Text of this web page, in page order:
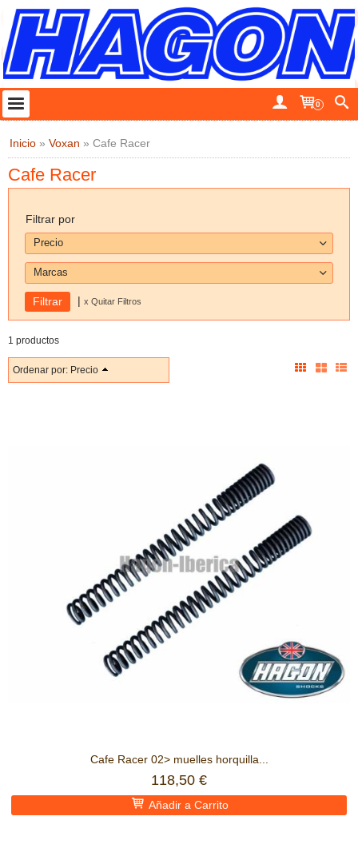
0
Inicio » Voxan » Cafe Racer
Cafe Racer
Filtrar por
Precio
Marcas
| x Quitar Filtros
1 productos
Ordenar por: Precio
Cafe Racer 02> muelles horquilla...
118,50 €
Añadir a Carrito